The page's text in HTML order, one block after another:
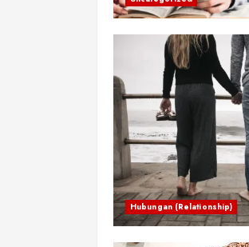
Hubungan (Relationship)